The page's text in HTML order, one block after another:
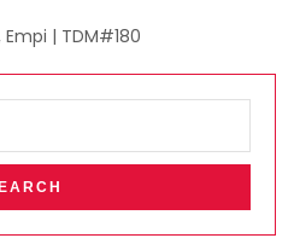
Empi | TDM#180